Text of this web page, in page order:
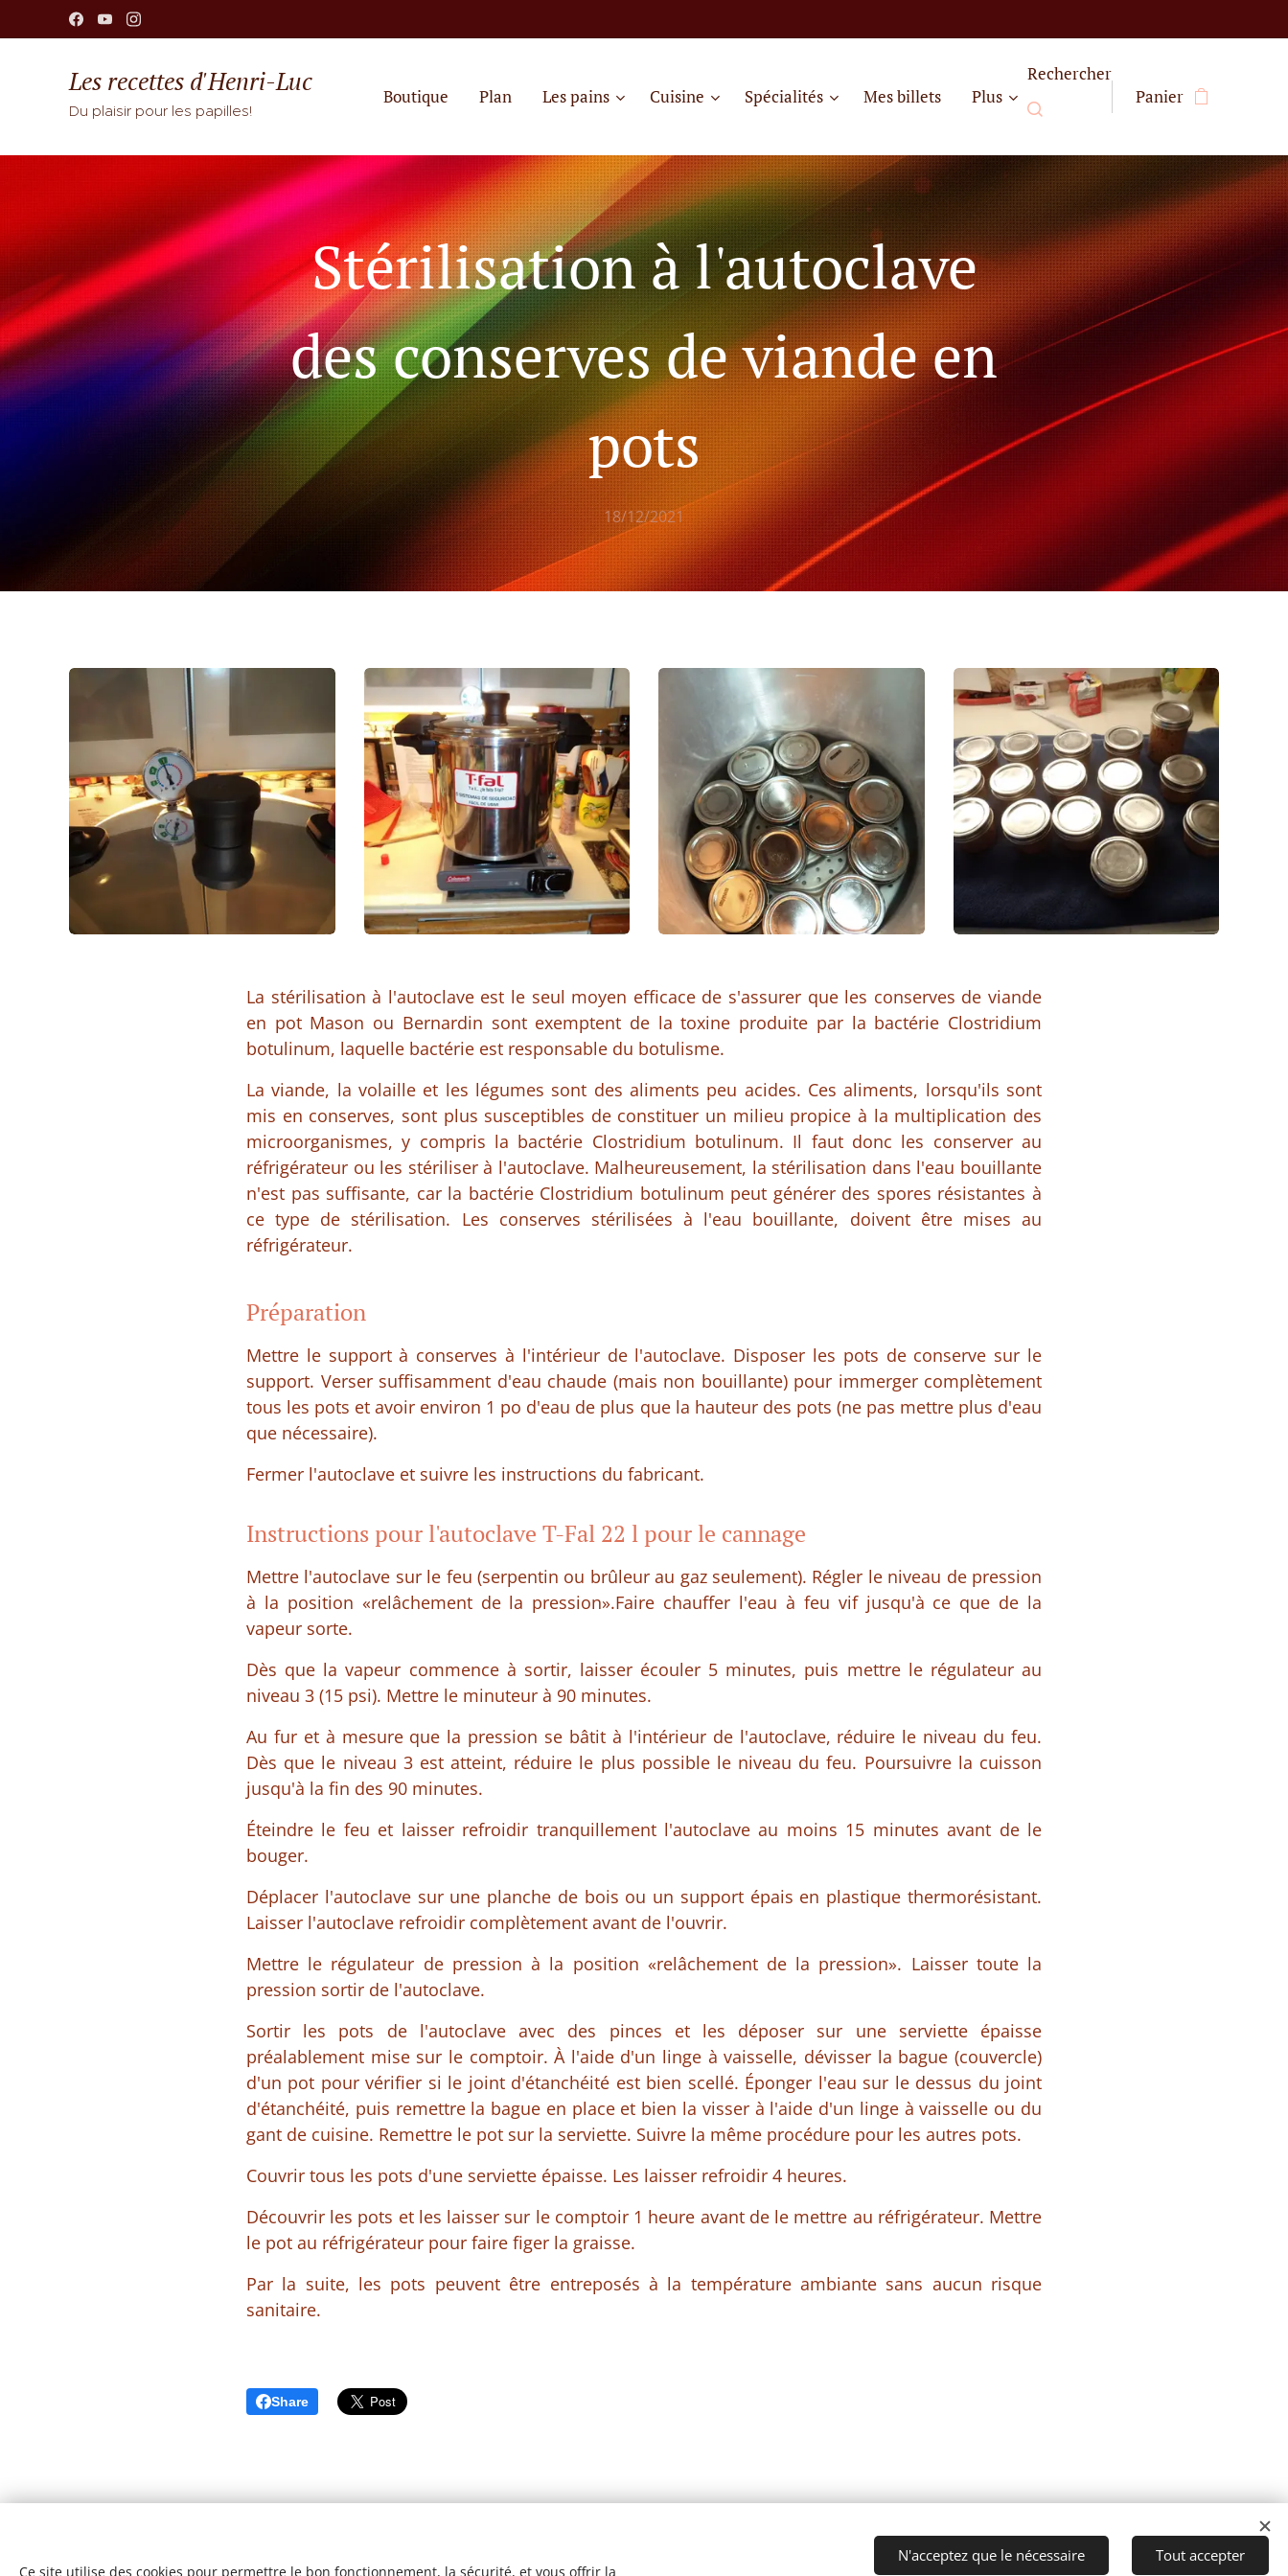
Les recettes d'Henri-Luc
Du plaisir pour les papilles!
Boutique Plan Les pains Cuisine Spécialités Mes billets Plus
Rechercher
Panier
Stérilisation à l'autoclave
des conserves de viande en
pots
18/12/2021
La stérilisation à l'autoclave est le seul moyen efficace de s'assurer que les conserves de viande
en pot Mason ou Bernardin sont exemptent de la toxine produite par la bactérie Clostridium
botulinum, laquelle bactérie est responsable du botulisme.
La viande, la volaille et les légumes sont des aliments peu acides. Ces aliments, lorsqu'ils sont
mis en conserves, sont plus susceptibles de constituer un milieu propice à la multiplication des
microorganismes, y compris la bactérie Clostridium botulinum. Il faut donc les conserver au
réfrigérateur ou les stériliser à l'autoclave. Malheureusement, la stérilisation dans l'eau bouillante
n'est pas suffisante, car la bactérie Clostridium botulinum peut générer des spores résistantes à
ce type de stérilisation. Les conserves stérilisées à l'eau bouillante, doivent être mises au
réfrigérateur.
Préparation
Mettre le support à conserves à l'intérieur de l'autoclave. Disposer les pots de conserve sur le
support. Verser suffisamment d'eau chaude (mais non bouillante) pour immerger complètement
tous les pots et avoir environ 1 po d'eau de plus que la hauteur des pots (ne pas mettre plus d'eau
que nécessaire).
Fermer l'autoclave et suivre les instructions du fabricant.
Instructions pour l'autoclave T-Fal 22 l pour le cannage
Mettre l'autoclave sur le feu (serpentin ou brûleur au gaz seulement). Régler le niveau de pression
à la position «relâchement de la pression».Faire chauffer l'eau à feu vif jusqu'à ce que de la
vapeur sorte.
Dès que la vapeur commence à sortir, laisser écouler 5 minutes, puis mettre le régulateur au
niveau 3 (15 psi). Mettre le minuteur à 90 minutes.
Au fur et à mesure que la pression se bâtit à l'intérieur de l'autoclave, réduire le niveau du feu.
Dès que le niveau 3 est atteint, réduire le plus possible le niveau du feu. Poursuivre la cuisson
jusqu'à la fin des 90 minutes.
Éteindre le feu et laisser refroidir tranquillement l'autoclave au moins 15 minutes avant de le
bouger.
Déplacer l'autoclave sur une planche de bois ou un support épais en plastique thermorésistant.
Laisser l'autoclave refroidir complètement avant de l'ouvrir.
Mettre le régulateur de pression à la position «relâchement de la pression». Laisser toute la
pression sortir de l'autoclave.
Sortir les pots de l'autoclave avec des pinces et les déposer sur une serviette épaisse
préalablement mise sur le comptoir. À l'aide d'un linge à vaisselle, dévisser la bague (couvercle)
d'un pot pour vérifier si le joint d'étanchéité est bien scellé. Éponger l'eau sur le dessus du joint
d'étanchéité, puis remettre la bague en place et bien la visser à l'aide d'un linge à vaisselle ou du
gant de cuisine. Remettre le pot sur la serviette. Suivre la même procédure pour les autres pots.
Couvrir tous les pots d'une serviette épaisse. Les laisser refroidir 4 heures.
Découvrir les pots et les laisser sur le comptoir 1 heure avant de le mettre au réfrigérateur. Mettre
le pot au réfrigérateur pour faire figer la graisse.
Par la suite, les pots peuvent être entreposés à la température ambiante sans aucun risque
sanitaire.
Share
Ce site utilise des cookies pour permettre le bon fonctionnement, la sécurité, et vous offrir la
N'acceptez que le nécessaire Tout accepter